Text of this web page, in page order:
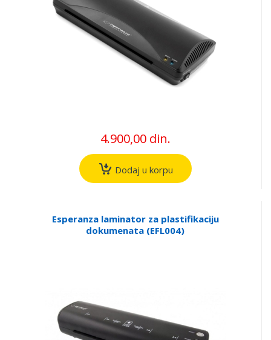
4.900,00 din.
Dodaj u korpu
Esperanza laminator za plastifikaciju
dokumenata (EFL004)